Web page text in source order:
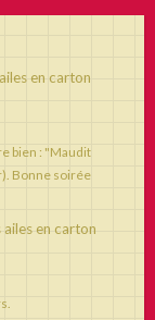
en carton
bien : "Maudit
Bonne soirée
ailes en carton